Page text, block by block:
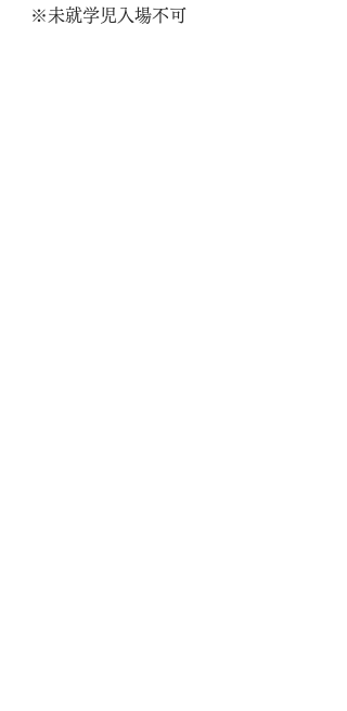
​※未就学児入場不可